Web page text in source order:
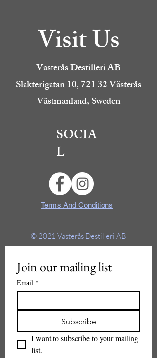
Visit Us
Västerås Destilleri AB
Slakterigatan 10, 721 32 Västerås
Västmanland, Sweden
SOCIA
L
Terms And Conditions
© 2021 Västerås Destilleri AB
Join our mailing list
Email *
Subscribe
I want to subscribe to your mailing
list.